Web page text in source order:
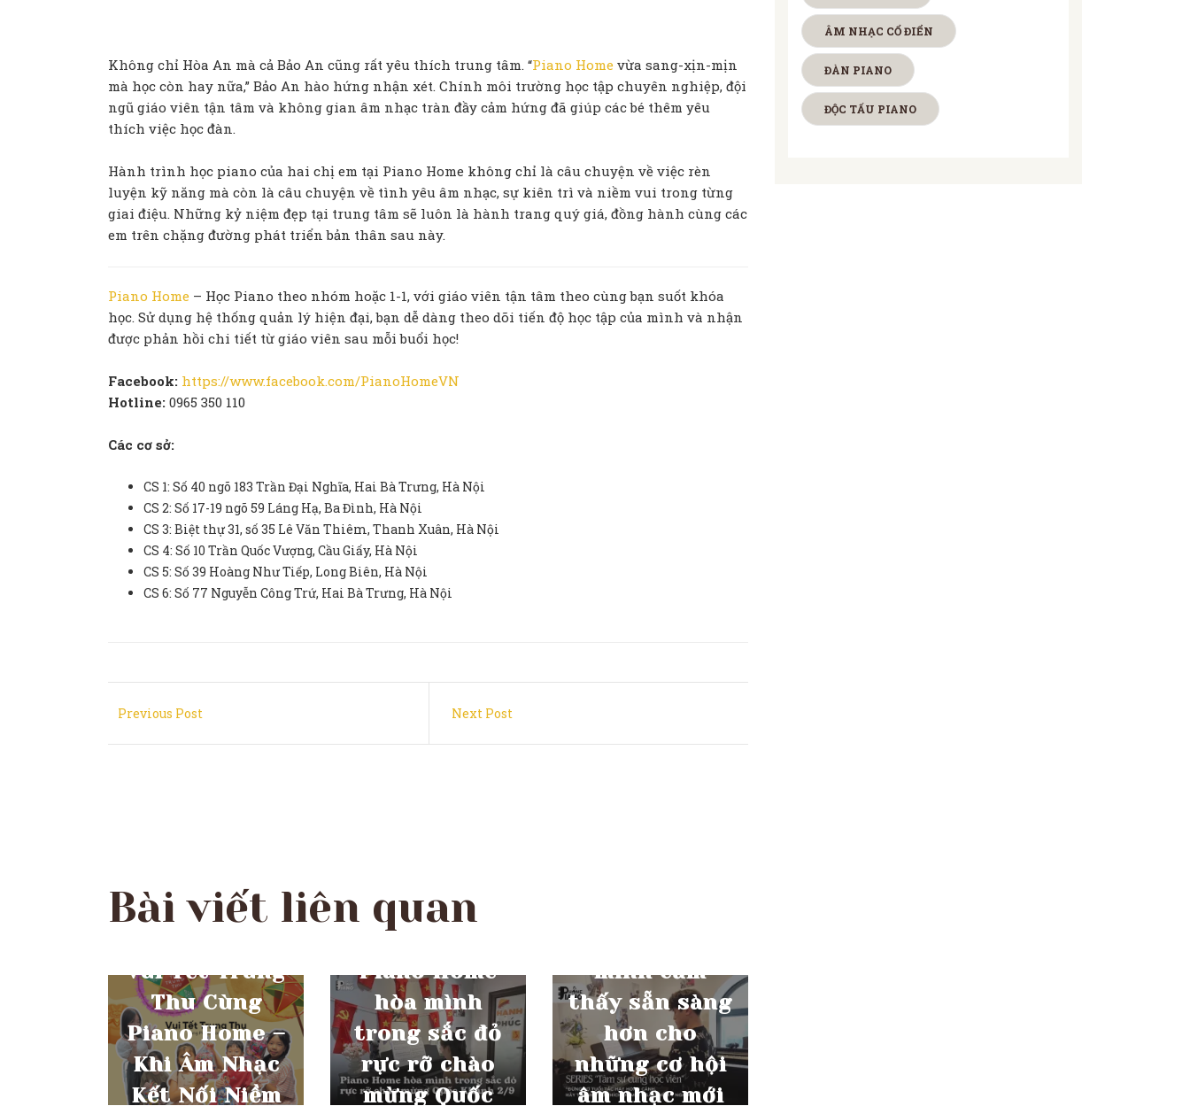
Không chỉ Hòa An mà cả Bảo An cũng rất yêu thích trung tâm. “Piano Home vừa sang-xịn-mịn
mà học còn hay nữa,” Bảo An hào hứng nhận xét. Chính môi trường học tập chuyên nghiệp, đội
ngũ giáo viên tận tâm và không gian âm nhạc tràn đầy cảm hứng đã giúp các bé thêm yêu
thích việc học đàn.
Hành trình học piano của hai chị em tại Piano Home không chỉ là câu chuyện về việc rèn
luyện kỹ năng mà còn là câu chuyện về tình yêu âm nhạc, sự kiên trì và niềm vui trong từng
giai điệu. Những kỷ niệm đẹp tại trung tâm sẽ luôn là hành trang quý giá, đồng hành cùng các
em trên chặng đường phát triển bản thân sau này.
Piano Home – Học Piano theo nhóm hoặc 1-1, với giáo viên tận tâm theo cùng bạn suốt khóa
học. Sử dụng hệ thống quản lý hiện đại, bạn dễ dàng theo dõi tiến độ học tập của mình và nhận
được phản hồi chi tiết từ giáo viên sau mỗi buổi học!
Facebook: https://www.facebook.com/PianoHomeVN
Hotline: 0965 350 110
Các cơ sở:
CS 1: Số 40 ngõ 183 Trần Đại Nghĩa, Hai Bà Trưng, Hà Nội
CS 2: Số 17-19 ngõ 59 Láng Hạ, Ba Đình, Hà Nội
CS 3: Biệt thự 31, số 35 Lê Văn Thiêm, Thanh Xuân, Hà Nội
CS 4: Số 10 Trần Quốc Vượng, Cầu Giấy, Hà Nội
CS 5: Số 39 Hoàng Như Tiếp, Long Biên, Hà Nội
CS 6: Số 77 Nguyễn Công Trứ, Hai Bà Trưng, Hà Nội
Previous Post Next Post
Bài viết liên quan
Vui Tết Trung
Thu Cùng
Piano Home –
Khi Âm Nhạc
Kết Nối Niềm
Piano Home
hòa mình
trong sắc đỏ
rực rỡ chào
mừng Quốc
mình cảm
thấy sẵn sàng
hơn cho
những cơ hội
âm nhạc mới
ÂM NHẠC CỔ ĐIỂN
ĐÀN PIANO
ĐỘC TẤU PIANO